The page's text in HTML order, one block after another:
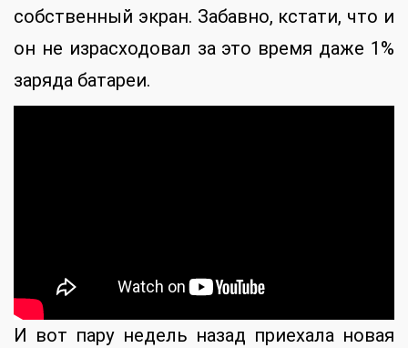
собственный экран. Забавно, кстати, что и
он не израсходовал за это время даже 1%
заряда батареи.
И вот пару недель назад приехала новая